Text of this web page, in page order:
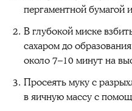
пергаментной бумагой
В глубокой миске
сахаром до
около 7–10 минут на
Просеять муку с
в яичную массу с